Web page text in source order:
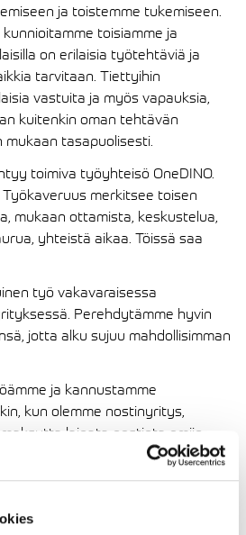
ja toistemme tukemiseen.
toisiamme ja
on erilaisia työtehtäviä ja
tarvitaan. Tiettyihin
vastuita ja myös vapauksia,
kuitenkin oman tehtävän
tasapuolisesti.
toimiva työyhteisö OneDINO.
merkitsee toisen
mukaan ottamista, keskustelua,
yhteistä aikaa. Töissä saa
työ vakavaraisessa
Perehdytämme hyvin
jotta alku sujuu mahdollisimman
ja kannustamme
kun olemme nostinyritys,
lainata nostinta omiin
vielä ollut kaikki, mutta lisää